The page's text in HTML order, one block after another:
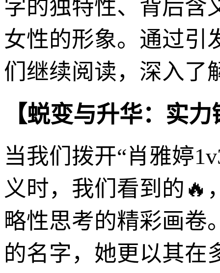
字的独特性、背后含
女性的形象。通过引
们继续阅读，深入了
【蜕变与升华：实
当我们拨开“肖雅婷
义时，我们看到的🔥
略性思考的精彩画卷
的名字，她更以其在